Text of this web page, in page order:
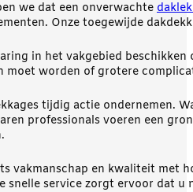
we dat een onverwachte
Onze toegewijde
in het vakgebied
moet worden of grotere
tijdig actie ondernemen.
professionals voeren een
vakmanschap en kwaliteit met
snelle service zorgt ervoor dat